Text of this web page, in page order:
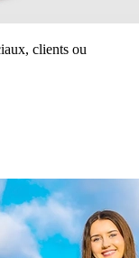
clients ou